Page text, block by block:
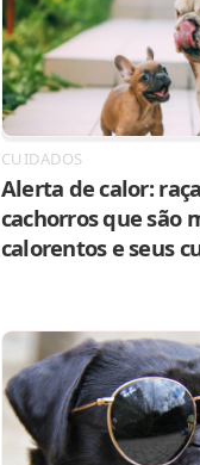
CUIDADOS
Alerta de calor:
cachorros que são
calorentos e seus